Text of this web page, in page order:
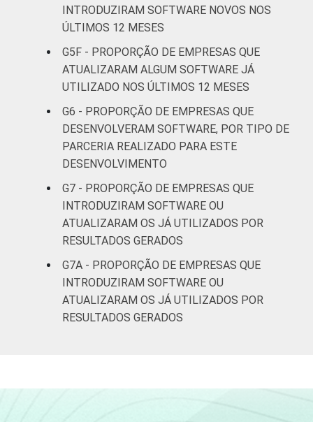
INTRODUZIRAM SOFTWARE NOVOS NOS
ÚLTIMOS 12 MESES
G5F - PROPORÇÃO DE EMPRESAS QUE
ATUALIZARAM ALGUM SOFTWARE JÁ
UTILIZADO NOS ÚLTIMOS 12 MESES
G6 - PROPORÇÃO DE EMPRESAS QUE
DESENVOLVERAM SOFTWARE, POR TIPO DE
PARCERIA REALIZADO PARA ESTE
DESENVOLVIMENTO
G7 - PROPORÇÃO DE EMPRESAS QUE
INTRODUZIRAM SOFTWARE OU
ATUALIZARAM OS JÁ UTILIZADOS POR
RESULTADOS GERADOS
G7A - PROPORÇÃO DE EMPRESAS QUE
INTRODUZIRAM SOFTWARE OU
ATUALIZARAM OS JÁ UTILIZADOS POR
RESULTADOS GERADOS